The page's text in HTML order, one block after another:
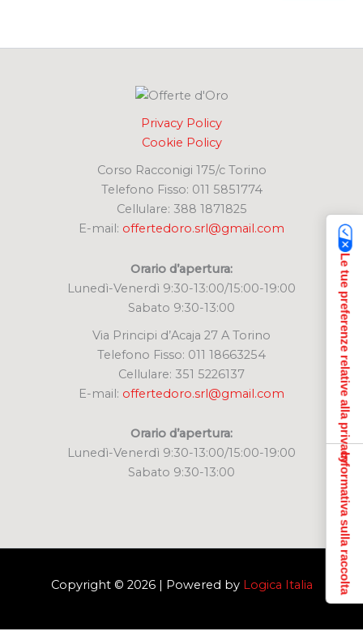
Privacy Policy
Cookie Policy
Corso Racconigi 175/c Torino
Telefono Fisso: 011 5851774
Cellulare: 388 1871825
E-mail: offertedoro.srl@gmail.com
Orario d’apertura:
Lunedì-Venerdì 9:30-13:00/15:00-19:00
Sabato 9:30-13:00
Via Principi d’Acaja 27 A Torino
Telefono Fisso: 011 18663254
Cellulare: 351 5226137
E-mail: offertedoro.srl@gmail.com
Orario d’apertura:
Lunedì-Venerdì 9:30-13:00/15:00-19:00
Sabato 9:30-13:00
Copyright © 2026 | Powered by Logica Italia
Le tue preferenze relative alla privacy
Informativa sulla raccolta